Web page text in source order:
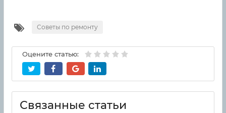
Советы по ремонту
Оцените статью:
Связанные статьи